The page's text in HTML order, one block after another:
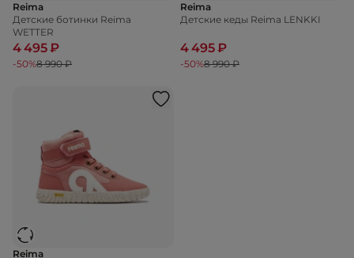
Reima
Детские ботинки Reima
WETTER
4 495 ₽
-50%8 990 ₽
Reima
Детские кеды Reima LENKKI
4 495 ₽
-50%8 990 ₽
Reima